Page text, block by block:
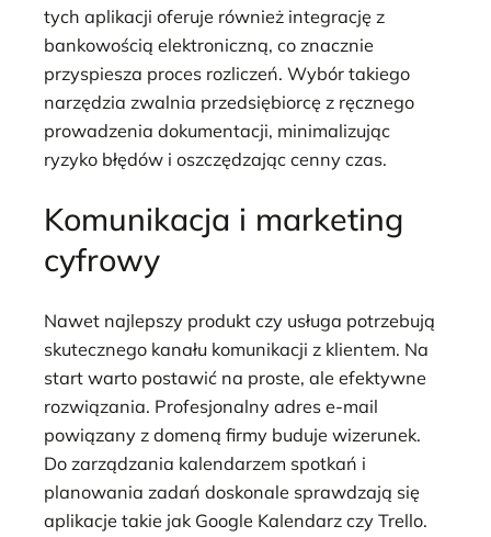
tych aplikacji oferuje również integrację z
bankowością elektroniczną, co znacznie
przyspiesza proces rozliczeń. Wybór takiego
narzędzia zwalnia przedsiębiorcę z ręcznego
prowadzenia dokumentacji, minimalizując
ryzyko błędów i oszczędzając cenny czas.
Komunikacja i marketing
cyfrowy
Nawet najlepszy produkt czy usługa potrzebują
skutecznego kanału komunikacji z klientem. Na
start warto postawić na proste, ale efektywne
rozwiązania. Profesjonalny adres e-mail
powiązany z domeną firmy buduje wizerunek.
Do zarządzania kalendarzem spotkań i
planowania zadań doskonale sprawdzają się
aplikacje takie jak Google Kalendarz czy Trello.